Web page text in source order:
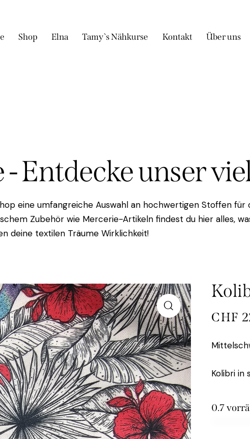
Shop Elna Tamy`s Nähkurse Kontakt Über uns
- Entdecke unser
eine umfangreiche Auswahl an hochwertigen Stoffen
Zubehör wie Mercerie-Artikeln findest du hier alles,
deine textilen Träume Wirklichkeit!
CHF
Kolibri in
0.7